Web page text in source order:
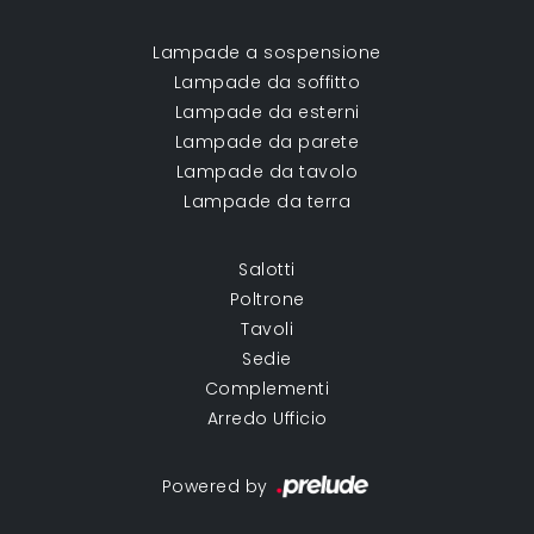
Lampade a sospensione
Lampade da soffitto
Lampade da esterni
Lampade da parete
Lampade da tavolo
Lampade da terra
Salotti
Poltrone
Tavoli
Sedie
Complementi
Arredo Ufficio
Powered by